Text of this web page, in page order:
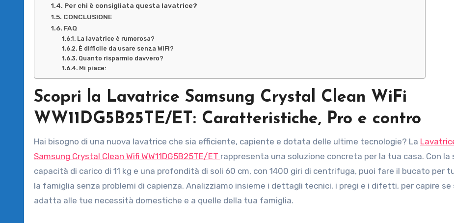
Per chi è consigliata questa lavatrice?
CONCLUSIONE
FAQ
La lavatrice è rumorosa?
È difficile da usare senza WiFi?
Quanto risparmio davvero?
Mi piace:
Scopri la Lavatrice Samsung Crystal Clean WiFi
WW11DG5B25TE/ET: Caratteristiche, Pro e contro
Hai bisogno di una nuova lavatrice che sia efficiente, capiente e dotata delle ultime tecnologie? La
Samsung Crystal Clean Wifi WW11DG5B25TE/ET rappresenta una soluzione concreta per la tua casa. Con la
capacità di carico di 11 kg e una profondità di soli 60 cm, con 1400 giri di centrifuga, puoi fare il bucato per
la famiglia senza problemi di capienza. Analizziamo insieme i dettagli tecnici, i pregi e i difetti, per capire se
adatta alle tue necessità domestiche e a quelle della tua famiglia.